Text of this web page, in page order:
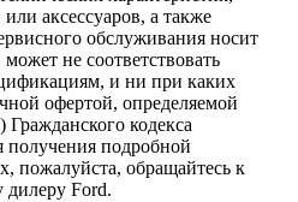
аксессуаров, а также
обслуживания носит
не соответствовать
и ни при каких
офертой, определяемой
кодекса
подробной
пожалуйста, обращайтесь к
Ford.